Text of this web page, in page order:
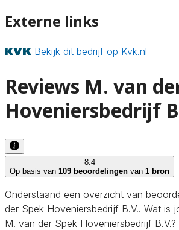
Externe links
Bekijk dit bedrijf op Kvk.nl
Reviews M. van
Hoveniersbedrijf
8.4
Op basis van 109 beoordelingen van 1 bron
Onderstaand een overzicht van
der Spek Hoveniersbedrijf B.V.. Wat is
M. van der Spek Hoveniersbedrijf